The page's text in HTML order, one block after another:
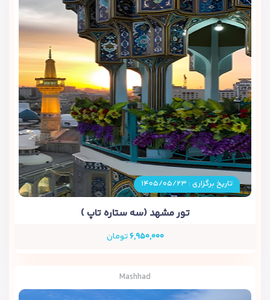
تاریخ برگزاری : ۱۴۰۵/۰۵/۲۳
تور مشهد (سه ستاره تاپ )
۶,۹۵۰,۰۰۰تومان
Mashhad